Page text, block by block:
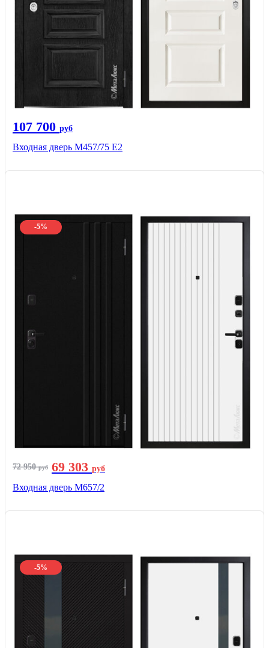
107 700 руб
Входная дверь М457/75 Е2
-5%
72 950руб 69 303 руб
Входная дверь М657/2
-5%